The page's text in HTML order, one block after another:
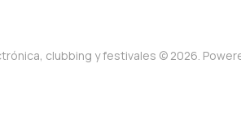
clubbing y festivales © 2026.